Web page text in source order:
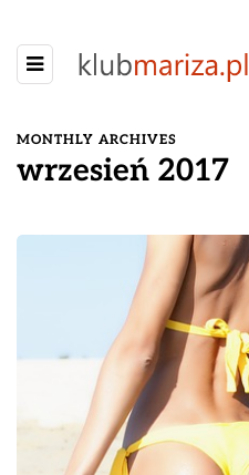
MONTHLY ARCHIVES
wrzesień 2017